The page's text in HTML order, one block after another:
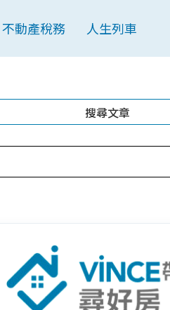
不動產稅務 人生列車
搜尋文章